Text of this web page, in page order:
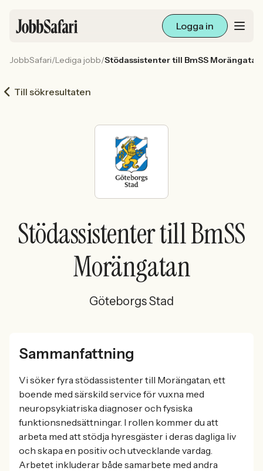
Logga in
Arbetsliv och karriär
För arbetsgivare
Sök med AI
Ny här? Skapa konto
JobbSafari/Lediga jobb/Stödassistenter till BmSS Morängatan
Till sökresultaten
Stödassistenter till BmSS
Morängatan
Göteborgs Stad
Sammanfattning
Vi söker fyra stödassistenter till Morängatan, ett
boende med särskild service för vuxna med
neuropsykiatriska diagnoser och fysiska
funktionsnedsättningar. I rollen kommer du att
arbeta med att stödja hyresgäster i deras dagliga liv
och skapa en positiv och utvecklande vardag.
Arbetet inkluderar både samarbete med andra